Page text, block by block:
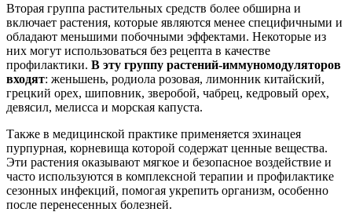
Вторая группа растительных средств более обширна и
включает растения, которые являются менее специфичными и
обладают меньшими побочными эффектами. Некоторые из
них могут использоваться без рецепта в качестве
профилактики. В эту группу растений-иммуномодуляторов
входят: женьшень, родиола розовая, лимонник китайский,
грецкий орех, шиповник, зверобой, чабрец, кедровый орех,
девясил, мелисса и морская капуста.
Также в медицинской практике применяется эхинацея
пурпурная, корневища которой содержат ценные вещества.
Эти растения оказывают мягкое и безопасное воздействие и
часто используются в комплексной терапии и профилактике
сезонных инфекций, помогая укрепить организм, особенно
после перенесенных болезней.